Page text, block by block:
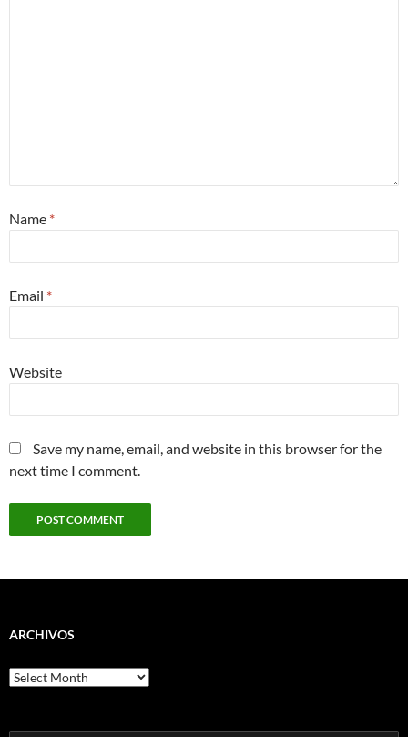
Name *
Email *
Website
Save my name, email, and website in this browser for the
next time I comment.
ARCHIVOS
Archivos